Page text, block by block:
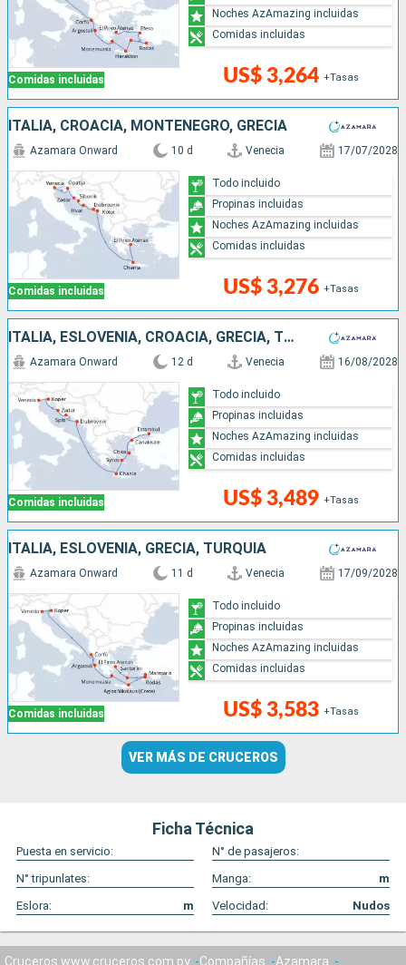
Comidas incluidas US$ 3,264 +Tasas
Noches AzAmazing incluidas
Comidas incluidas
ITALIA, CROACIA, MONTENEGRO, GRECIA
Comidas incluidas
Azamara Onward 10 d Venecia 17/07/2028
US$ 3,276 +Tasas
Todo incluido
Propinas incluidas
Noches AzAmazing incluidas
Comidas incluidas
ITALIA, ESLOVENIA, CROACIA, GRECIA, TURQUÍA
Comidas incluidas
Azamara Onward 12 d Venecia 16/08/2028
US$ 3,489 +Tasas
Todo incluido
Propinas incluidas
Noches AzAmazing incluidas
Comidas incluidas
ITALIA, ESLOVENIA, GRECIA, TURQUÍA
Comidas incluidas
Azamara Onward 11 d Venecia 17/09/2028
US$ 3,583 +Tasas
Todo incluido
Propinas incluidas
Noches AzAmazing incluidas
Comidas incluidas
VER MÁS DE CRUCEROS
Ficha Técnica
Puesta en servicio:
N° de pasajeros:
N° tripunlates:
Manga:
m
Eslora:
m Velocidad: Nudos
Cruceros www.cruceros.com.py Compañías
Azamara